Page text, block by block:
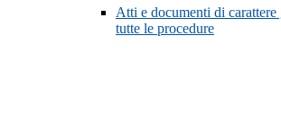
Atti e documenti di carattere
tutte le procedure